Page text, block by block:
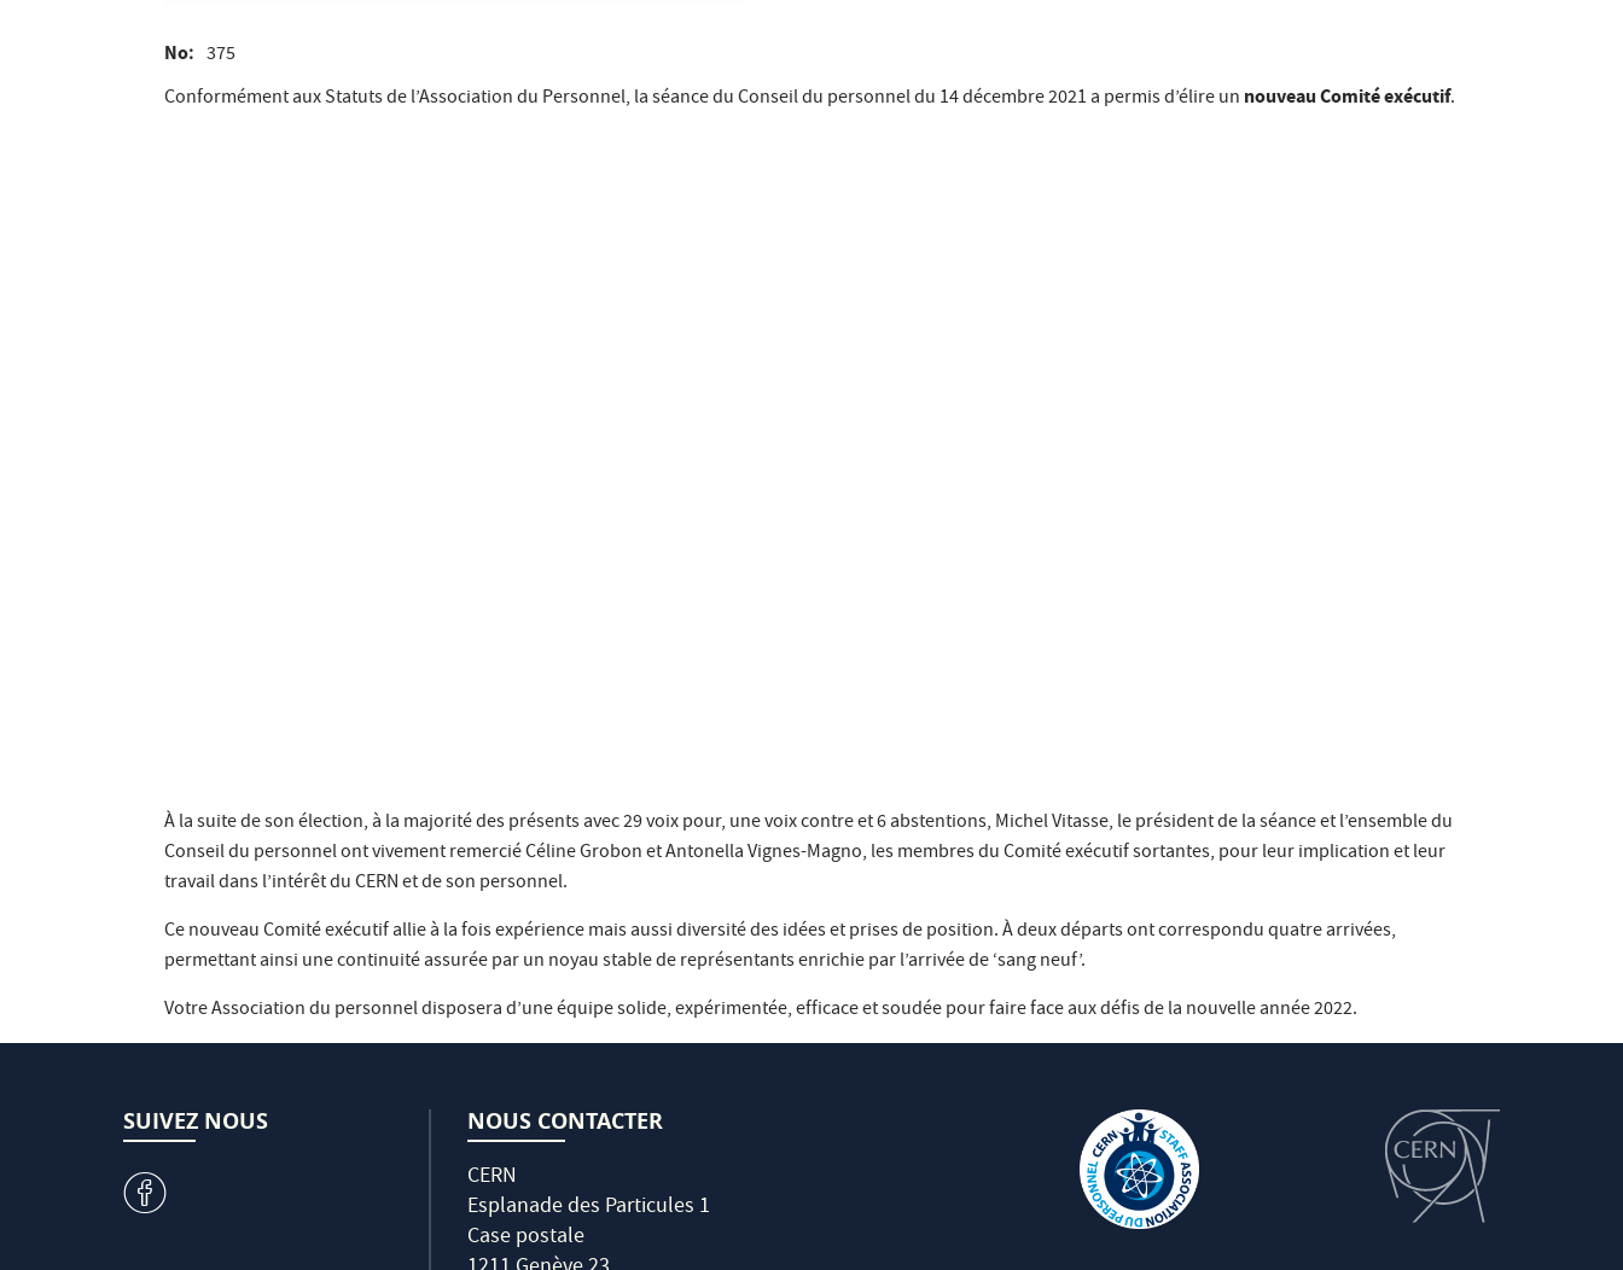
No
375
Conformément aux Statuts de l’Association du Personnel, la séance du Conseil du personnel du 14 décembre 2021 a permis d’élire un nouveau Comité exécutif.
À la suite de son élection, à la majorité des présents avec 29 voix pour, une voix contre et 6 abstentions, Michel Vitasse, le président de la séance et l’ensemble du
Conseil du personnel ont vivement remercié Céline Grobon et Antonella Vignes-Magno, les membres du Comité exécutif sortantes, pour leur implication et leur
travail dans l’intérêt du CERN et de son personnel.
Ce nouveau Comité exécutif allie à la fois expérience mais aussi diversité des idées et prises de position. À deux départs ont correspondu quatre arrivées,
permettant ainsi une continuité assurée par un noyau stable de représentants enrichie par l’arrivée de ‘sang neuf’.
Votre Association du personnel disposera d’une équipe solide, expérimentée, efficace et soudée pour faire face aux défis de la nouvelle année 2022.
SUIVEZ NOUS
v
NOUS CONTACTER
CERN
Esplanade des Particules 1
Case postale